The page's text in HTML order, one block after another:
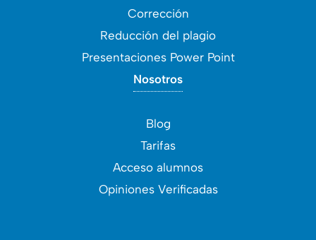
Corrección
Reducción del plagio
Presentaciones Power Point
Nosotros
Blog
Tarifas
Acceso alumnos
Opiniones Verificadas